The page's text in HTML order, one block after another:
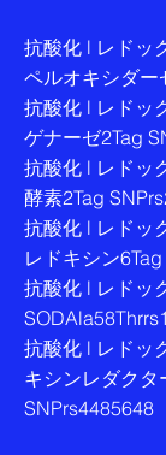
抗酸化 l レドッ
ペルオキシダー
抗酸化 l レドッ
ゲナーゼ2Tag
抗酸化 l レドッ
酵素2Tag
抗酸化 l レドッ
レドキシン
抗酸化 l レドッ
抗酸化 l レドッ
キシンレダクタ
SNPrs4485648